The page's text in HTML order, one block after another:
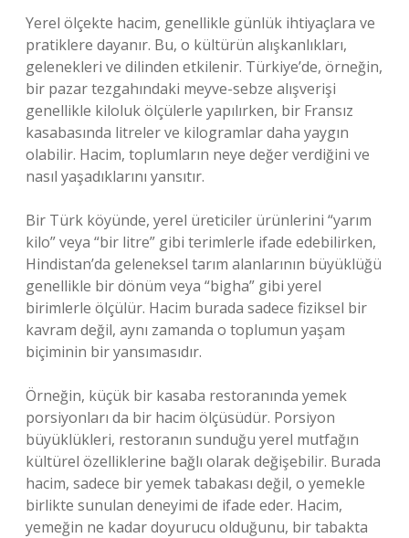
Yerel ölçekte hacim, genellikle günlük ihtiyaçlara ve
pratiklere dayanır. Bu, o kültürün alışkanlıkları,
gelenekleri ve dilinden etkilenir. Türkiye’de, örneğin,
bir pazar tezgahındaki meyve-sebze alışverişi
genellikle kiloluk ölçülerle yapılırken, bir Fransız
kasabasında litreler ve kilogramlar daha yaygın
olabilir. Hacim, toplumların neye değer verdiğini ve
nasıl yaşadıklarını yansıtır.
Bir Türk köyünde, yerel üreticiler ürünlerini “yarım
kilo” veya “bir litre” gibi terimlerle ifade edebilirken,
Hindistan’da geleneksel tarım alanlarının büyüklüğü
genellikle bir dönüm veya “bigha” gibi yerel
birimlerle ölçülür. Hacim burada sadece fiziksel bir
kavram değil, aynı zamanda o toplumun yaşam
biçiminin bir yansımasıdır.
Örneğin, küçük bir kasaba restoranında yemek
porsiyonları da bir hacim ölçüsüdür. Porsiyon
büyüklükleri, restoranın sunduğu yerel mutfağın
kültürel özelliklerine bağlı olarak değişebilir. Burada
hacim, sadece bir yemek tabakası değil, o yemekle
birlikte sunulan deneyimi de ifade eder. Hacim,
yemeğin ne kadar doyurucu olduğunu, bir tabakta